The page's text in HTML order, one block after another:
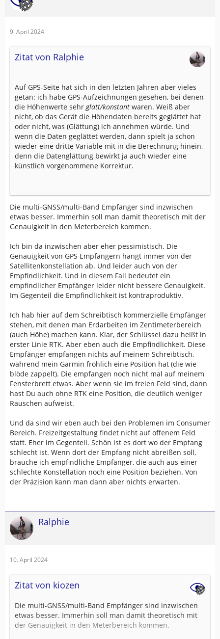
9. April 2024
Zitat von Ralphie
Auf GPS-Seite hat sich in den letzten Jahren aber vieles
getan: ich habe GPS-Aufzeichnungen gesehen, bei denen
die Höhenwerte sehr glatt/konstant waren. Weiß aber
nicht, ob das Gerät die Höhendaten bereits geglättet hat
oder nicht, was (Glättung) ich annehmen würde. Und
wenn die Daten geglättet werden, dann spielt ja schon
wieder eine dritte Variable mit in die Berechnung hinein,
denn die Datenglättung bewirkt ja auch wieder eine
künstlich vorgenommene Korrektur.
Die multi-GNSS/multi-Band Empfänger sind inzwischen
etwas besser. Immerhin soll man damit theoretisch mit der
Genauigkeit in den Meterbereich kommen.
Ich bin da inzwischen aber eher pessimistisch. Die
Genauigkeit von GPS Empfängern hängt immer von der
Satellitenkonstellation ab. Und leider auch von der
Empfindlichkeit. Und in diesem Fall bedeutet ein
empfindlicher Empfänger leider nicht bessere Genauigkeit.
Im Gegenteil die Empfindlichkeit ist kontraproduktiv.
Ich hab hier auf dem Schreibtisch kommerzielle Empfänger
stehen, mit denen man Erdarbeiten im Zentimeterbereich
(auch Höhe) machen kann. Klar, der Schlüssel dazu heißt in
erster Linie RTK. Aber eben auch die Empfindlichkeit. Diese
Empfänger empfangen nichts auf meinem Schreibtisch,
während mein Garmin fröhlich eine Position hat (die wie
blöde zappelt). Die empfangen noch nicht mal auf meinem
Fensterbrett etwas. Aber wenn sie im freien Feld sind, dann
hast Du auch ohne RTK eine Position, die deutlich weniger
Rauschen aufweist.
Und da sind wir eben auch bei den Problemen im Consumer
Bereich. Freizeitgestaltung findet nicht auf offenem Feld
statt. Eher im Gegenteil. Schön ist es dort wo der Empfang
schlecht ist. Wenn dort der Empfang nicht abreißen soll,
brauche ich empfindliche Empfänger, die auch aus einer
schlechte Konstellation noch eine Position beziehen. Von
der Präzision kann man dann aber nichts erwarten.
Ralphie
10. April 2024
Zitat von kiozen
Die multi-GNSS/multi-Band Empfänger sind inzwischen
etwas besser. Immerhin soll man damit theoretisch mit
der Genauigkeit in den Meterbereich kommen.